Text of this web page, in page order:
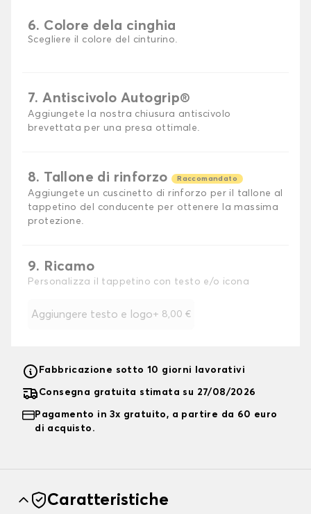
6. Colore dela cinghia
Scegliere il colore del cinturino.
7. Antiscivolo Autogrip®
Aggiungete la nostra chiusura antiscivolo
brevettata per una presa ottimale.
8. Tallone di rinforzo Raccomandato
Aggiungete un cuscinetto di rinforzo per il tallone al
tappetino del conducente per ottenere la massima
protezione.
9. Ricamo
Personalizza il tappetino con testo e/o icona
Aggiungere testo e logo+ 8,00 €
Fabbricazione sotto 10 giorni lavorativi
Consegna gratuita stimata su 27/08/2026
Pagamento in 3x gratuito, a partire da 60 euro
di acquisto.
Caratteristiche